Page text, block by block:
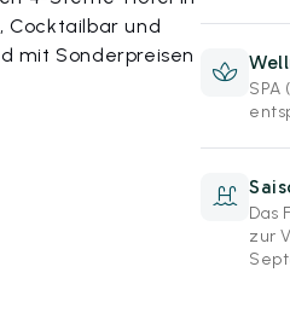
Cocktailbar und
mit Sonderpreisen
Das
zur